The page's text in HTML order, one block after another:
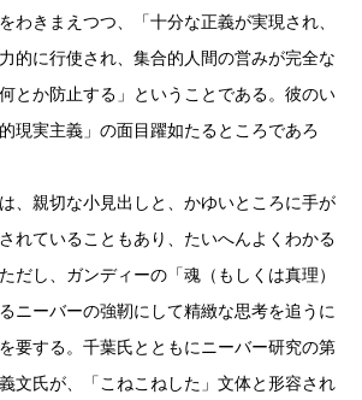
わきまえつつ、「十分な正義が実現され、
的に行使され、集合的人間の営みが完全な
とか防止する」ということである。彼のい
現実主義」の面目躍如たるところであろ
、親切な小見出しと、かゆいところに手が
れていることもあり、たいへんよくわかる
だし、ガンディーの「魂（もしくは真理）
ニーバーの強靭にして精緻な思考を追うに
要する。千葉氏とともにニーバー研究の第
文氏が、「こねこねした」文体と形容され